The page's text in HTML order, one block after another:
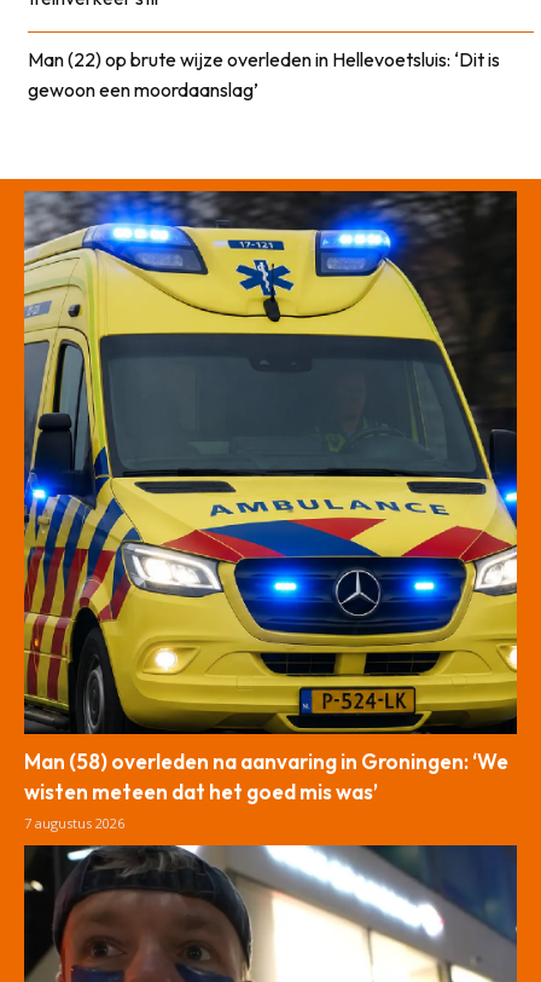
Man (22) op brute wijze overleden in Hellevoetsluis: ‘Dit is
gewoon een moordaanslag’
Man (58) overleden na aanvaring in Groningen: ‘We
wisten meteen dat het goed mis was’
7 augustus 2026